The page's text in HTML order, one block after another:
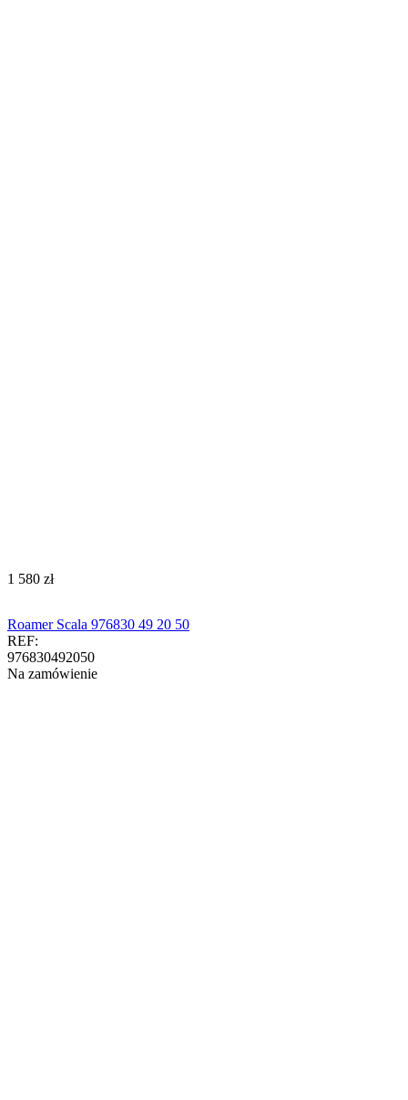
‍1 580‍ zł
Roamer Scala 976830 49 20 50
REF:
976830492050
Na zamówienie